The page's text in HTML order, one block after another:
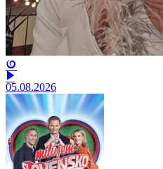
05.08.2026